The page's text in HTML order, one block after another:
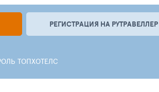
РЕГИСТРАЦИЯ НА РУТРАВЕЛЛЕР
ТОПХОТЕЛС